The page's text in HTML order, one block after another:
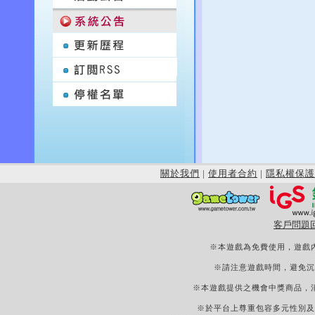
關於我們 | 使用者合約 | 隱私權保護
客戶問題
※本遊戲為免費使用，遊戲
※請注意遊戲時間，避免
※本遊戲提供之機會中獎商品，
※於平台上尊重包容多元性別